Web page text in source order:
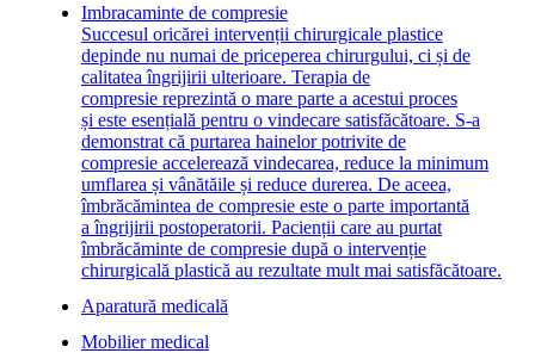
Imbracaminte de compresie
Succesul oricărei intervenții chirurgicale plastice
depinde nu numai de priceperea chirurgului, ci și de
calitatea îngrijirii ulterioare. Terapia de
compresie reprezintă o mare parte a acestui proces
și este esențială pentru o vindecare satisfăcătoare. S-a
demonstrat că purtarea hainelor potrivite de
compresie accelerează vindecarea, reduce la minimum
umflarea și vânătăile și reduce durerea. De aceea,
îmbrăcămintea de compresie este o parte importantă
a îngrijirii postoperatorii. Pacienții care au purtat
îmbrăcăminte de compresie după o intervenție
chirurgicală plastică au rezultate mult mai satisfăcătoare.
Aparatură medicală
Mobilier medical